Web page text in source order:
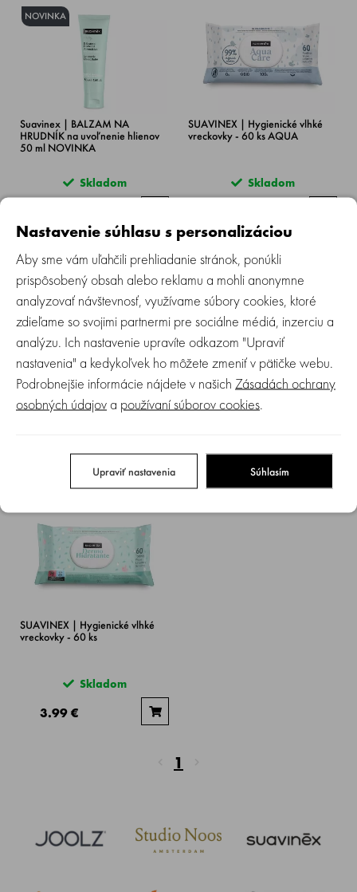
NOVINKA
Suavinex | BALZAM NA
HRUDNÍK na uvoľnenie hlienov
50 ml NOVINKA
Skladom
SUAVINEX | Hygienické vlhké
vreckovky - 60 ks AQUA
Skladom
SUAVINEX | Masážny zvlhčujúci
olej - 100 ml
SUAVINEX | Hygienické vlhké
vreckovky - 25 ks
SUAVINEX | Hygienické vlhké
vreckovky - 60 ks
Skladom
3.99 €
1
Nastavenie súhlasu s personalizáciou
Aby sme vám uľahčili prehliadanie stránok, ponúkli
prispôsobený obsah alebo reklamu a mohli anonymne
analyzovať návštevnosť, využívame súbory cookies, ktoré
zdieľame so svojimi partnermi pre sociálne médiá, inzerciu a
analýzu. Ich nastavenie upravíte odkazom "Upraviť
nastavenia" a kedykoľvek ho môžete zmeniť v pätičke webu.
Podrobnejšie informácie nájdete v našich Zásadách ochrany
osobných údajova používaní súborov cookies.
Upraviť nastavenia Súhlasím